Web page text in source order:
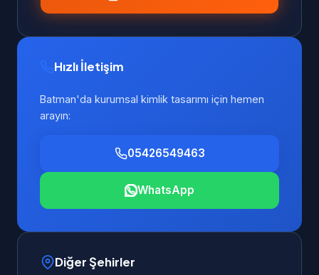
Hızlı İletişim
Batman'da kurumsal kimlik tasarımı için hemen
arayın:
05426549463
WhatsApp
Diğer Şehirler